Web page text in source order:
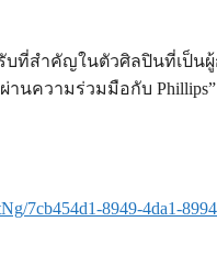
มรับที่สำคัญในตัวศิลปินที่
นความร่วมมือกับ Phillips”
7cb454d1-8949-4da1-